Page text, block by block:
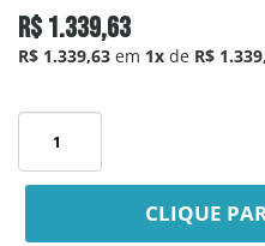
R$ 1.339,63
R$ 1.339,63 em 1x de R$
CLIQUE